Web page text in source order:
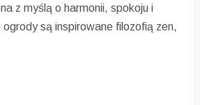
z myślą o harmonii, spokoju i
są inspirowane filozofią zen,